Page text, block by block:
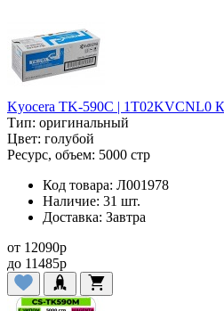
Kyocera TK-590C | 1T02KVCNL0
Тип: оригинальный
Цвет: голубой
Ресурс, объем: 5000 стр
Код товара: Л001978
Наличие: 31 шт.
Доставка: Завтра
от 12090p
до 11485p